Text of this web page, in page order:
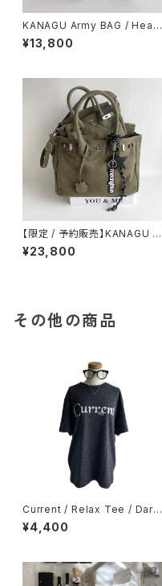
KANAGU Army BAG / Heart
& cord charm
¥13,800
【限定 / 予約販売】KANAGU Ar
my BAG / standard＆mini 2
set Collection
¥23,800
その他の商品
Current / Relax Tee / Dark
gray
¥4,400